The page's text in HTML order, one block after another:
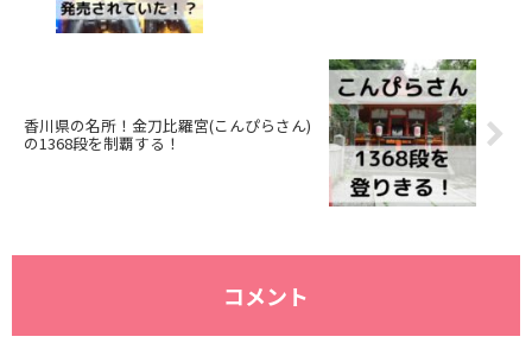
香川県の名所！金刀比羅宮(こんぴらさん)
の1368段を制覇する！
コメント